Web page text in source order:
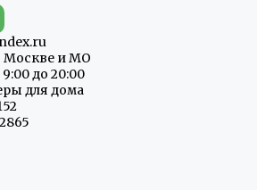
Москве и МО
до 20:00
для дома